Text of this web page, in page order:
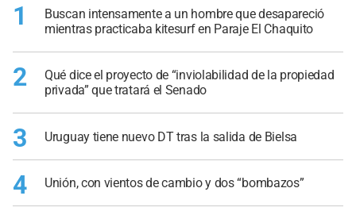
1
Buscan intensamente a un hombre que desapareció
mientras practicaba kitesurf en Paraje El Chaquito
2
Qué dice el proyecto de “inviolabilidad de la propiedad
privada” que tratará el Senado
3 Uruguay tiene nuevo DT tras la salida de Bielsa
4 Unión, con vientos de cambio y dos “bombazos”